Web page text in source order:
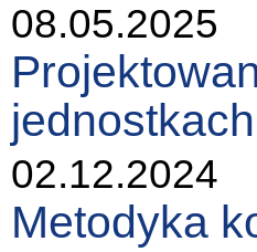
08.05.2025
02.12.2024
Metodyka